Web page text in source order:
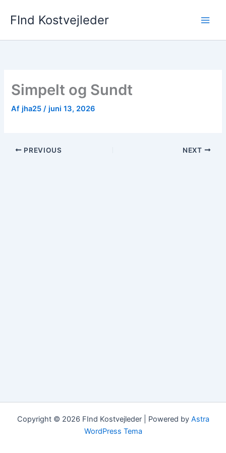
FInd Kostvejleder
Simpelt og Sundt
Af jha25/ juni 13, 2026
PREVIOUS NEXT
Copyright © 2026 FInd Kostvejleder | Powered by Astra
WordPress Tema